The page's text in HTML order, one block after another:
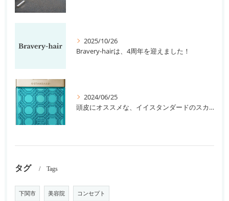
2025/10/26
Bravery-hairは、4周年を迎えました！
2024/06/25
頭皮にオススメな、イイスタンダードのスカルプ系シャンプー＆トリートメントです！
タグ Tags
下関市 美容院 コンセプト